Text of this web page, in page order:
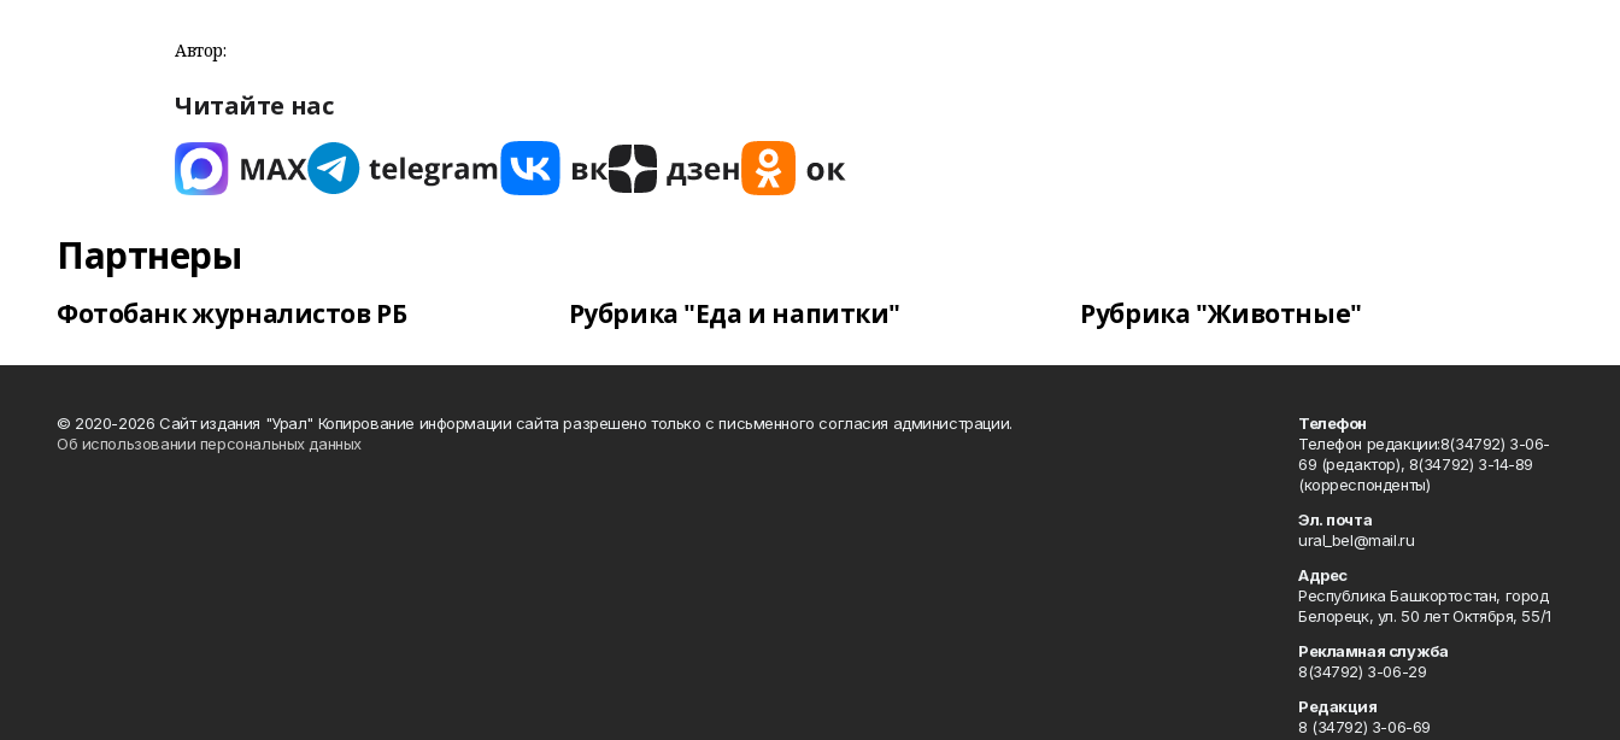
Автор:
Читайте нас
Партнеры
Фотобанк журналистов РБ Рубрика "Еда и напитки" Рубрика "Животные"
© 2020-2026 Сайт издания "Урал" Копирование информации сайта разрешено только с письменного согласия администрации.
Об использовании персональных данных
Телефон
Телефон редакции:8(34792) 3-06-
69 (редактор), 8(34792) 3-14-89
(корреспонденты)
Эл. почта
ural_bel@mail.ru
Адрес
Республика Башкортостан, город
Белорецк, ул. 50 лет Октября, 55/1
Рекламная служба
8(34792) 3-06-29
Редакция
8 (34792) 3-06-69